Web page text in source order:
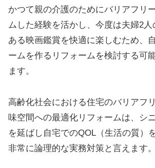
かつて親の介護のためにバリアフリ
ムした経験を活かし、今度は夫婦2
ある映画鑑賞を快適に楽しむため、
ームを作るリフォームを検討する可
ます。
高齢化社会における住宅のバリアフ
味空間への最適化リフォームは、シ
を延ばし自宅でのQOL（生活の質）
非常に論理的な実務対策と言えます。